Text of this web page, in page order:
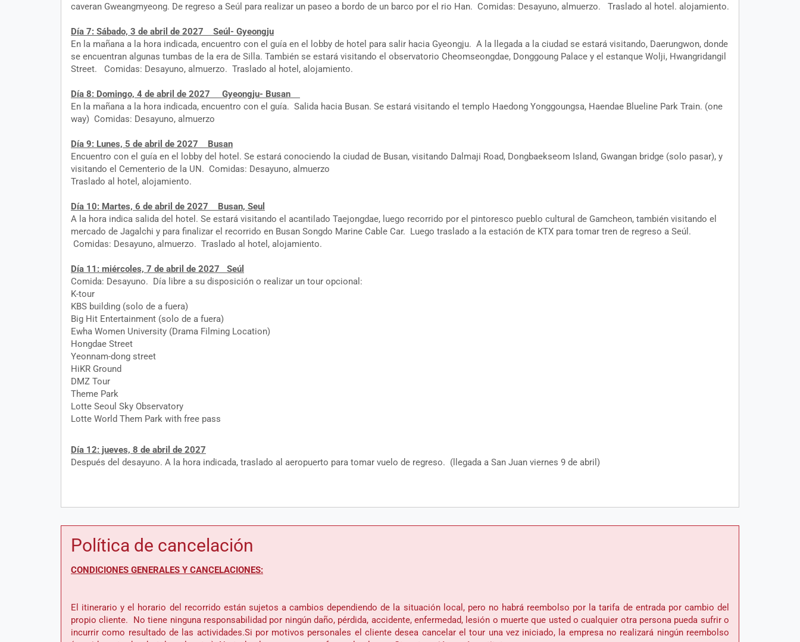
caveran Gweangmyeong. De regreso a Seúl para realizar un paseo a bordo de un barco por el rio Han. Comidas: Desayuno, almuerzo. Traslado al hotel. alojamiento.
Día 7: Sábado, 3 de abril de 2027 Seúl- Gyeongju
En la mañana a la hora indicada, encuentro con el guía en el lobby de hotel para salir hacia Gyeongju. A la llegada a la ciudad se estará visitando, Daerungwon, donde
se encuentran algunas tumbas de la era de Silla. También se estará visitando el observatorio Cheomseongdae, Donggoung Palace y el estanque Wolji, Hwangridangil
Street. Comidas: Desayuno, almuerzo. Traslado al hotel, alojamiento.
Día 8: Domingo, 4 de abril de 2027 Gyeongju- Busan
En la mañana a la hora indicada, encuentro con el guía. Salida hacia Busan. Se estará visitando el templo Haedong Yonggoungsa, Haendae Blueline Park Train. (one
way) Comidas: Desayuno, almuerzo
Día 9: Lunes, 5 de abril de 2027 Busan
Encuentro con el guía en el lobby del hotel. Se estará conociendo la ciudad de Busan, visitando Dalmaji Road, Dongbaekseom Island, Gwangan bridge (solo pasar), y
visitando el Cementerio de la UN. Comidas: Desayuno, almuerzo
Traslado al hotel, alojamiento.
Día 10: Martes, 6 de abril de 2027 Busan, Seul
A la hora indica salida del hotel. Se estará visitando el acantilado Taejongdae, luego recorrido por el pintoresco pueblo cultural de Gamcheon, también visitando el
mercado de Jagalchi y para finalizar el recorrido en Busan Songdo Marine Cable Car. Luego traslado a la estación de KTX para tomar tren de regreso a Seúl.
Comidas: Desayuno, almuerzo. Traslado al hotel, alojamiento.
Día 11: miércoles, 7 de abril de 2027 Seúl
Comida: Desayuno. Día libre a su disposición o realizar un tour opcional:
K-tour
KBS building (solo de a fuera)
Big Hit Entertainment (solo de a fuera)
Ewha Women University (Drama Filming Location)
Hongdae Street
Yeonnam-dong street
HiKR Ground
DMZ Tour
Theme Park
Lotte Seoul Sky Observatory
Lotte World Them Park with free pass
Día 12: jueves, 8 de abril de 2027
Después del desayuno. A la hora indicada, traslado al aeropuerto para tomar vuelo de regreso. (llegada a San Juan viernes 9 de abril)
Política de cancelación
CONDICIONES GENERALES Y CANCELACIONES:
El itinerario y el horario del recorrido están sujetos a cambios dependiendo de la situación local, pero no habrá reembolso por la tarifa de entrada por cambio del
propio cliente. No tiene ninguna responsabilidad por ningún daño, pérdida, accidente, enfermedad, lesión o muerte que usted o cualquier otra persona pueda sufrir o
incurrir como resultado de las actividades.Si por motivos personales el cliente desea cancelar el tour una vez iniciado, la empresa no realizará ningún reembolso